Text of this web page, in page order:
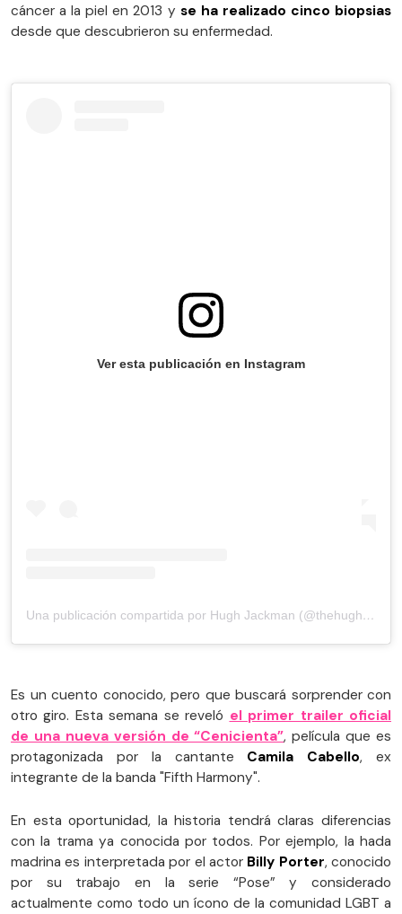
cáncer a la piel en 2013 y se ha realizado cinco biopsias
desde que descubrieron su enfermedad.
Ver esta publicación en Instagram
Una publicación compartida por Hugh Jackman (@thehughjackman)
Es un cuento conocido, pero que buscará sorprender con
otro giro. Esta semana se reveló el primer trailer oficial
de una nueva versión de “Cenicienta”, película que es
protagonizada por la cantante Camila Cabello, ex
integrante de la banda "Fifth Harmony".
En esta oportunidad, la historia tendrá claras diferencias
con la trama ya conocida por todos. Por ejemplo, la hada
madrina es interpretada por el actor Billy Porter, conocido
por su trabajo en la serie “Pose” y considerado
actualmente como todo un ícono de la comunidad LGBT a